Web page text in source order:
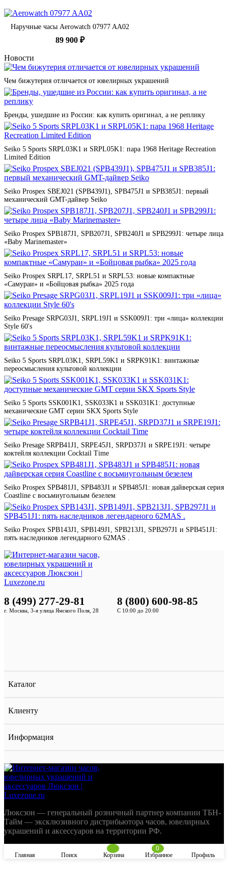
Наручные часы Aerowatch 07977 AA02
89 900 ₽
Новости
Чем бижутерия отличается от ювелирных украшений
Бренды, ушедшие из России: как купить оригинал, а не реплику
Seiko 5 Sports SRPL03K1 и SRPL05K1: пара 1968 Heritage Recreation
Limited Edition
Seiko Prospex SBEJ021 (SPB439J1), SPB475J1 и SPB385J1: первый
механический GMT-дайвер Seiko
Seiko Prospex SPB187J1, SPB207J1, SPB240J1 и SPB299J1: четыре лица
«Baby Marinemaster»
Seiko Prospex SRPL17, SRPL51 и SRPL53: новые компактные
«Самураи» и «Бойцовая рыбка» 2025 года
Seiko Presage SRPG03J1, SRPL19J1 и SSK009J1: три «лица» коллекции
Style 60's
Seiko 5 Sports SRPL03K1, SRPL59K1 и SRPK91K1: винтажные
переосмысления культовой коллекции
Seiko 5 Sports SSK001K1, SSK033K1 и SSK031K1: доступные
механические GMT серии SKX Sports Style
Seiko Presage SRPB41J1, SRPE45J1, SRPD37J1 и SRPE19J1: четыре
коктейля коллекции Cocktail Time
Seiko Prospex SPB481J1, SPB483J1 и SPB485J1: новая дайверская серия
Coastline с восьмиугольным безелем
Seiko Prospex SPB143J1, SPB149J1, SPB213J1, SPB297J1 и SPB451J1:
пять наследников легендарного 62MAS .
Каталог
Клиенту
Информация
8 (499) 277-29-81
г. Москва, 3-я улица Ямского Поля, 28
8 (800) 600-98-85
С 10:00 до 20:00
Люксзон — генеральный розничный партнер компании ТБН-
Тайм — эксклюзивного дистрибьютора часов, ювелирных
украшений и аксессуаров на территории РФ.
Главная Поиск Корзина
0
Избранное
Профиль